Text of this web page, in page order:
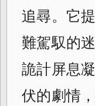
追尋。它
難駕馭的
詭計屏息
伏的劇情